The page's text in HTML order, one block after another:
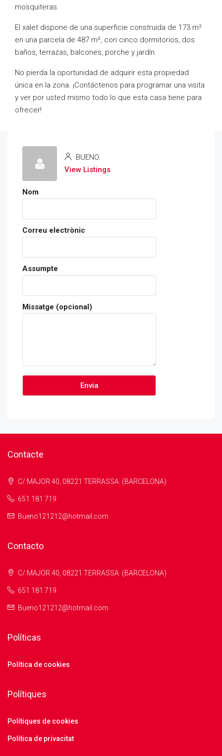
mosquiteras.
El xalet dispone de una superficie construida de 173 m²
en una parcela de 487 m², con cinco dormitorios, dos
baños, terrazas, balcones, porche y jardín.
No pierda la oportunidad de adquirir esta propiedad
única en la zona. ¡Contáctenos para programar una visita
y ver por usted mismo todo lo que esta casa tiene para
ofrecer!
BUENO.
View Listings
Nom
Correu electrònic
Assumpte
Missatge (opcional)
Contacte
C/ MAJOR 40, 08221 TERRASSA. (BARCELONA)
651 181 719
Bueno121212@hotmail.com
Contacto
C/ MAJOR 40, 08221 TERRASSA. (BARCELONA)
651 181 719
Bueno121212@hotmail.com
Políticas
Política de cookies
Polítiques
Polítiques de cookies
Política de privacitat